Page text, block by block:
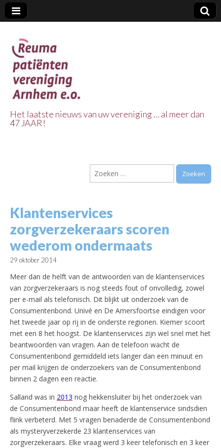
Vereniging
Arnhem e.o.
Het laatste nieuws van uw vereniging … al meer dan
47 JAAR!
Zoeken
naar:
Klantenservices
zorgverzekeraars scoren
wederom ondermaats
29 oktober 2014
Meer dan de helft van de antwoorden van de klantenservices
van zorgverzekeraars is nog steeds fout of onvolledig, zowel
per e-mail als telefonisch. Dit blijkt uit onderzoek van de
Consumentenbond. Univé en De Amersfoortse eindigen voor
het tweede jaar op rij in de onderste regionen. Kiemer scoort
met een 8 het hoogst. De klantenservices zijn wel snel met het
beantwoorden van vragen. Aan de telefoon wacht de
Consumentenbond gemiddeld iets langer dan een minuut en
per mail krijgen de onderzoekers van de Consumentenbond
binnen 2 dagen een reactie.
Salland was in 2013 nog hekkensluiter bij het onderzoek van
de Consumentenbond maar heeft de klantenservice sindsdien
flink verbeterd. Met 5 vragen benaderde de Consumentenbond
als mysteryverzekerde 23 klantenservices van
zorgverzekeraars. Elke vraag werd 3 keer telefonisch en 3 keer